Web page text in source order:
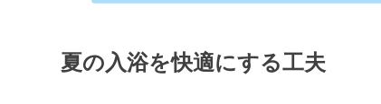
夏の入浴を快適にする工夫